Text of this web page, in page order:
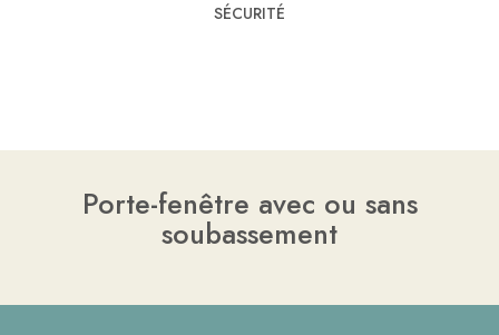
SÉCURITÉ
Porte-fenêtre avec ou sans
soubassement